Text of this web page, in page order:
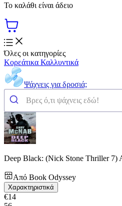
Το καλάθι είναι άδειο
Όλες οι κατηγορίες
Κορεάτικα Καλλυντικά
Ψάχνεις για δροσιά;
Deep Black: (Nick Stone Thriller 7)
Από Book Odyssey
Χαρακτηριστικά
€14